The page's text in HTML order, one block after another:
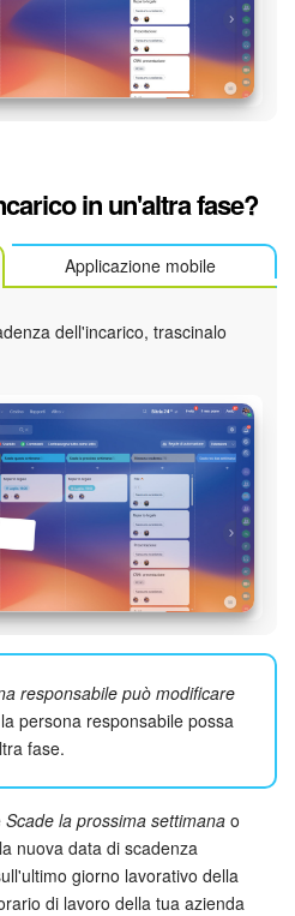
in un'altra fase?
Applicazione mobile
dell'incarico, trascinalo
responsabile può modificare
persona responsabile possa
fase.
Scade la prossima settimana o
nuova data di scadenza
giorno lavorativo della
di lavoro della tua azienda